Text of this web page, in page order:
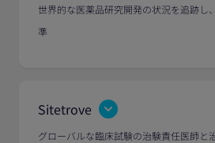
世界的な医薬品研究開発の状況を追跡し
準
Sitetrove
グローバルな臨床試験の治験責任医師と